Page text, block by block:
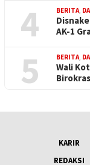
4 BERITA,
AK-1
5 BERITA,
Wali
KARIR
REDAKSI